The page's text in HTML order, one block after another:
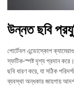
উন্নত ছবি
পোর্টেবল এন্ডোস্কোপ
স্ফটিক-স্পষ্ট দৃশ্য প্রদান
ছবি ধারণ করে, যা সঠিক
ব্যবস্থা অন্ধকার জায়গায়